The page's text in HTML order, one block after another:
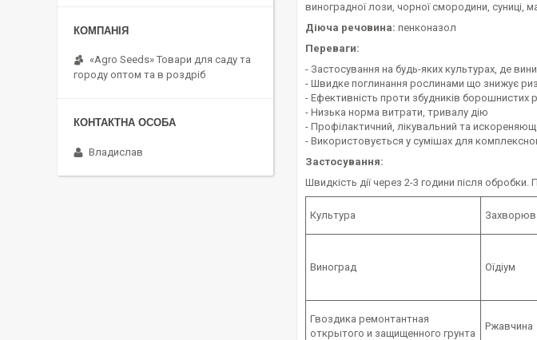
виноградної лози, чорної смородини, суниці,
Діюча речовина: пенконазол
Переваги:
- Застосування на будь-яких культурах, де
- Швидке поглинання рослинами що знижує
- Ефективність проти збудників борошнистих
- Низька норма витрати, тривалу дію
- Профілактичний, лікувальний та
- Використовується у сумішах для
Застосування:
Швидкість дії через 2-3 години після обробки.
Культура
Виноград Оїдіум
Гвоздика ремонтантная
открытого и защищенного грунта
Ржавчина
«Agro Seeds» Товари для саду та
городу оптом та в роздріб
Владислав